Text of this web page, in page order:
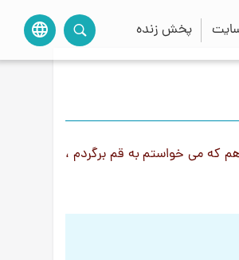
پخش زنده language
که می خواستم به قم برگردم ،